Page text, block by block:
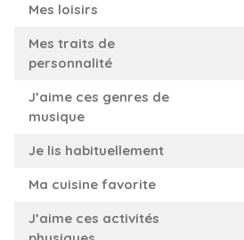
Mes loisirs
Mes traits de
personnalité
J’aime ces genres de
musique
Je lis habituellement
Ma cuisine favorite
J’aime ces activités